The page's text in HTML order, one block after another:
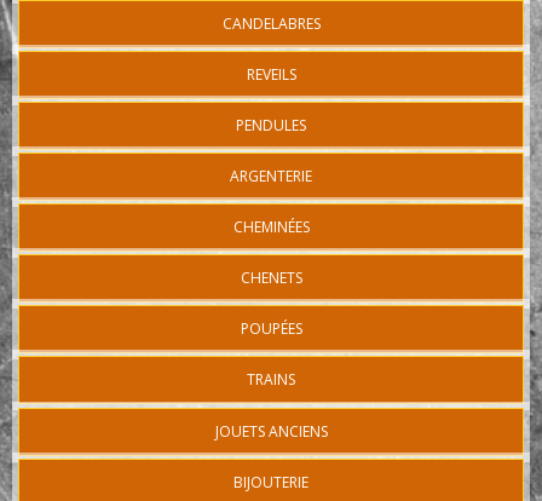
CANDELABRES
REVEILS
PENDULES
ARGENTERIE
CHEMINÉES
CHENETS
POUPÉES
TRAINS
JOUETS ANCIENS
BIJOUTERIE